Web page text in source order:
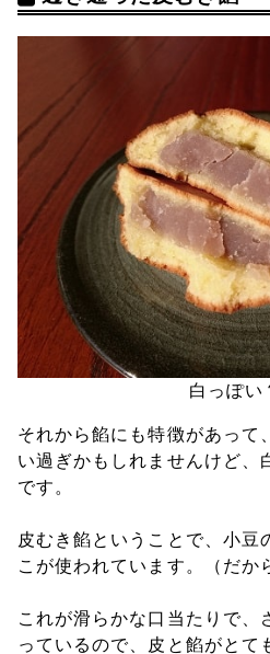
白っぽい
それから餡にも特徴があって
い過ぎかもしれませんけど、
です。
皮むき餡ということで、小豆
こが使われています。（だか
これが滑らかな口当たりで、
っているので、皮と餡がとて